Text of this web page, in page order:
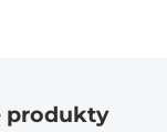
produkty